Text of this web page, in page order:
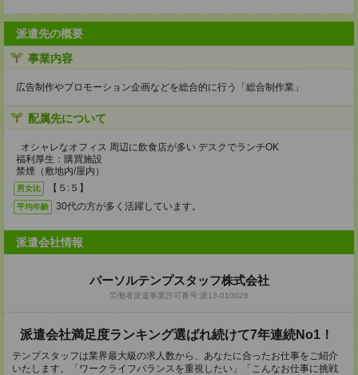
派遣先の概要
事業内容
広告制作やプロモーション企画などを総合的に行う「総合制作業」
配属先について
オシャレなオフィス 周辺に飲食店が多い デスクでランチOK
福利厚生：購買施設
禁煙（敷地内/屋内）
男女比 【５:５】
平均年齢 30代の方が多く活躍しています。
派遣会社情報
パーソルテンプスタッフ株式会社
労働者派遣事業許可番号:派13-010026
派遣会社満足度ランキング選ばれ続けて7年連続No1！
テンプスタッフは業界最大級の求人数から、あなたに合ったお仕事をご紹介
いたします。「ワークライフバランスを重視したい」「こんなお仕事に挑戦